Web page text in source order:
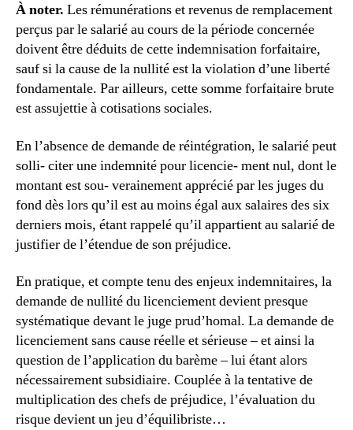
À noter. Les rémunérations et revenus de remplacement
perçus par le salarié au cours de la période concernée
doivent être déduits de cette indemnisation forfaitaire,
sauf si la cause de la nullité est la violation d’une liberté
fondamentale. Par ailleurs, cette somme forfaitaire brute
est assujettie à cotisations sociales.
En l’absence de demande de réintégration, le salarié peut
solli- citer une indemnité pour licencie- ment nul, dont le
montant est sou- verainement apprécié par les juges du
fond dès lors qu’il est au moins égal aux salaires des six
derniers mois, étant rappelé qu’il appartient au salarié de
justifier de l’étendue de son préjudice.
En pratique, et compte tenu des enjeux indemnitaires, la
demande de nullité du licenciement devient presque
systématique devant le juge prud’homal. La demande de
licenciement sans cause réelle et sérieuse – et ainsi la
question de l’application du barème – lui étant alors
nécessairement subsidiaire. Couplée à la tentative de
multiplication des chefs de préjudice, l’évaluation du
risque devient un jeu d’équilibriste…